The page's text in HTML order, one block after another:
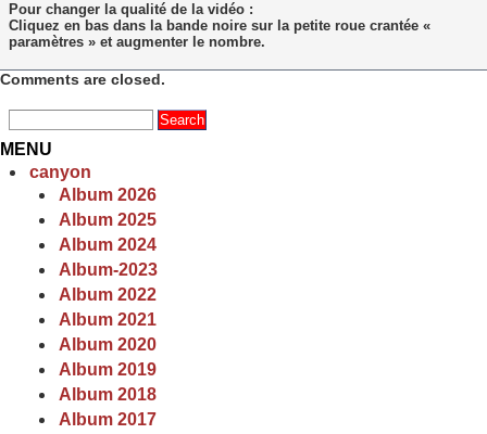
Pour changer la qualité de la vidéo :
Cliquez en bas dans la bande noire sur la petite roue crantée «
paramètres » et augmenter le nombre.
Comments are closed.
MENU
canyon
Album 2026
Album 2025
Album 2024
Album-2023
Album 2022
Album 2021
Album 2020
Album 2019
Album 2018
Album 2017